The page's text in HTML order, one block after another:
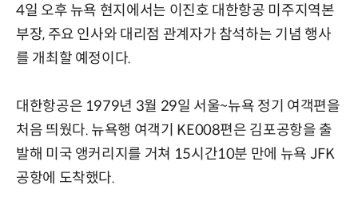
4일 오후 뉴욕 현지에서는 이진호 대한항공 미주지역본
부장, 주요 인사와 대리점 관계자가 참석하는 기념 행사
를 개최할 예정이다.
대한항공은 1979년 3월 29일 서울~뉴욕 정기 여객편을
처음 띄웠다. 뉴욕행 여객기 KE008편은 김포공항을 출
발해 미국 앵커리지를 거쳐 15시간10분 만에 뉴욕 JFK
공항에 도착했다.